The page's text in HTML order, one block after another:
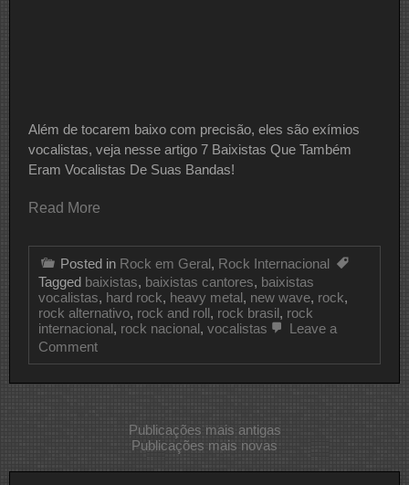
Além de tocarem baixo com precisão, eles são exímios
vocalistas, veja nesse artigo 7 Baixistas Que Também
Eram Vocalistas De Suas Bandas!
Read More
Posted in Rock em Geral, Rock Internacional
Tagged baixistas, baixistas cantores, baixistas
vocalistas, hard rock, heavy metal, new wave, rock,
rock alternativo, rock and roll, rock brasil, rock
internacional, rock nacional, vocalistas
Leave a
Commenton
7
Vocalistas
Suas
posts
Publicações mais antigas
Publicações mais novas